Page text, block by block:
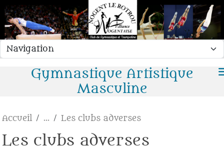
Gymnastique Artistique
Masculine
Accueil Les clubs adverses
Les clubs adverses
Panneau de gestion des cookies